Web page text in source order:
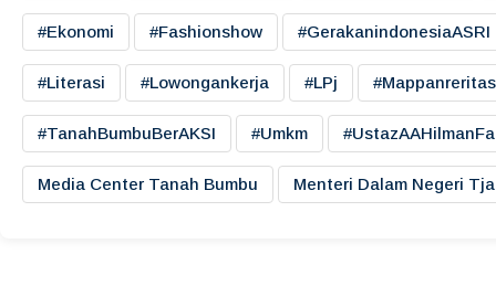
#ekonomi #fashionshow #gerakanindonesiaASRI
#literasi #lowongankerja #LPj
#TanahBumbuBerAKSI #umkm
Media Center Tanah Bumbu Menteri Dalam Negeri